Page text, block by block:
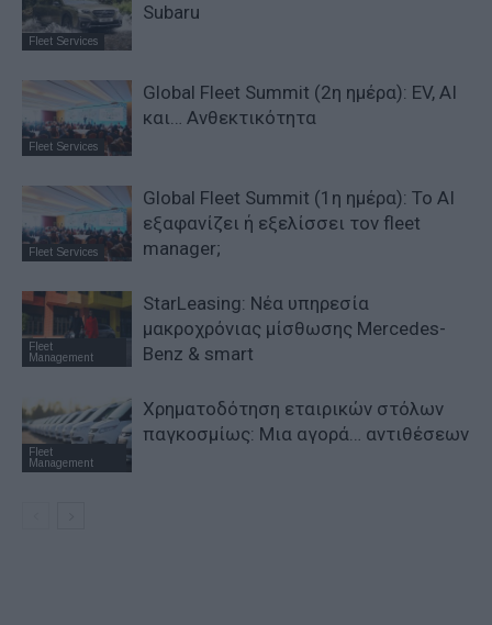
Fleet Services
Subaru
Fleet Services
Global Fleet Summit (2η ημέρα): EV, AI
και… Ανθεκτικότητα
Fleet Services
Global Fleet Summit (1η ημέρα): Το ΑΙ
εξαφανίζει ή εξελίσσει τον fleet
manager;
Fleet
Management
StarLeasing: Νέα υπηρεσία
μακροχρόνιας μίσθωσης Mercedes-
Benz & smart
Fleet
Management
Χρηματοδότηση εταιρικών στόλων
παγκοσμίως: Μια αγορά… αντιθέσεων